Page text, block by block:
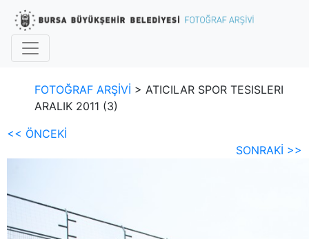
FOTOĞRAF ARŞİVİ > ATICILAR SPOR TESISLERI
ARALIK 2011 (3)
<< ÖNCEKİ
SONRAKİ >>